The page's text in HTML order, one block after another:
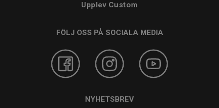
Upplev Custom
FÖLJ OSS PÅ SOCIALA MEDIA
NYHETSBREV